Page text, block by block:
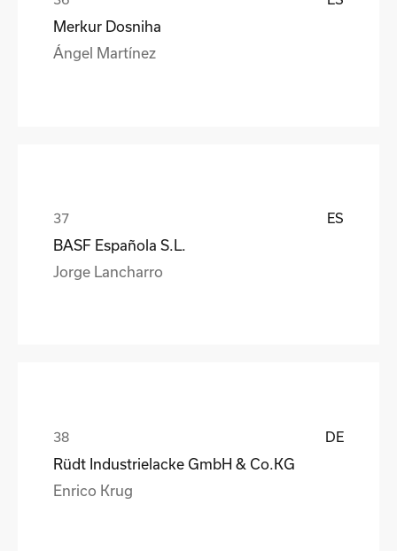
Merkur Dosniha
Ángel Martínez
ES
BASF Española S.L.
Jorge Lancharro
DE
Rüdt Industrielacke GmbH & Co.KG
Enrico Krug